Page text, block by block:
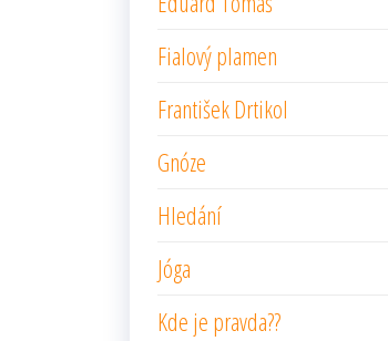
Fialový plamen
František Drtikol
Gnóze
Hledání
Jóga
Kde je pravda??